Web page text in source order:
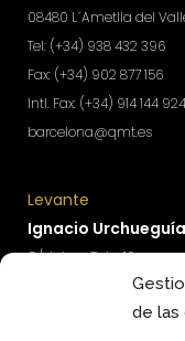
de las
08480 L´Ametlla del
Tel: (+34) 938 432 396
Fax: (+34) 902 877 156
Intl. Fax: (+34) 914 144 924
barcelona@qmt.es
Levante
Ignacio Urchueguía
C/ Jaime Roig, 19
Tel: (+34) 674 570 918